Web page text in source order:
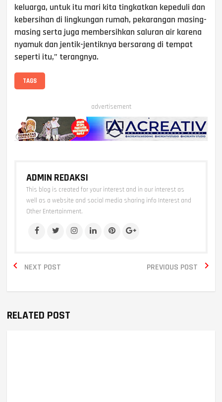
keluarga, untuk itu mari kita tingkatkan kepeduli dan
kebersihan di lingkungan rumah, pekarangan masing-
masing serta juga membersihkan saluran air karena
nyamuk dan jentik-jentiknya bersarang di tempat
seperti itu,” terangnya.
TAGS
advertisement
ADMIN REDAKSI
This blog is created for your interest and in our interest as
well as a website and social media sharing info Interest and
Other Entertainment.
NEXT POST
 PREVIOUS POST 
RELATED POST